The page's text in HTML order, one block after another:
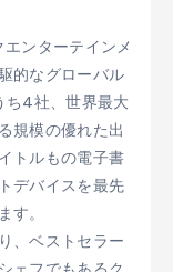
ンターテインメ
的なグローバル
ち4社、世界最大
規模の優れた出
トルもの電子書
デバイスを最先
。
、ベストセラー